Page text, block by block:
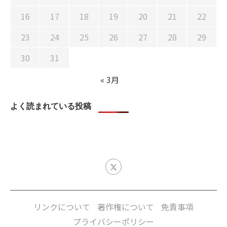
16
17 18 19 20 21
22
23
24 25 26 27 28
29
30
31
« 3月
よく読まれている投稿
リンクについて 著作権について
免責事項
プライバシーポリシー